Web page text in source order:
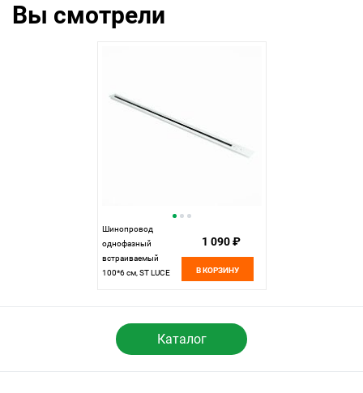
Вы смотрели
Шинопровод
однофазный
встраиваемый
100*6 см, ST LUCE
Белый
1 090 ₽
В КОРЗИНУ
Каталог